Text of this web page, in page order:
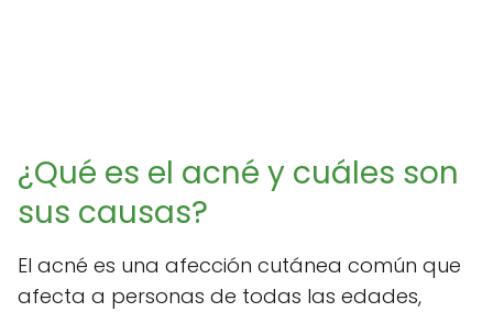
¿Qué es el acné y cuáles son
sus causas?
El acné es una afección cutánea común que
afecta a personas de todas las edades,